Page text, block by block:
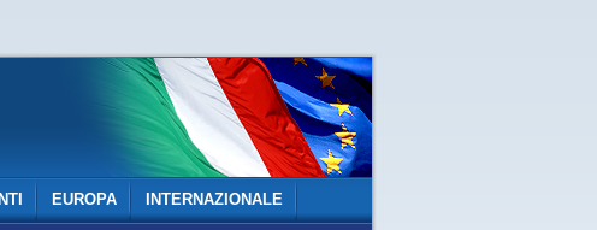
EUROPA INTERNAZIONALE